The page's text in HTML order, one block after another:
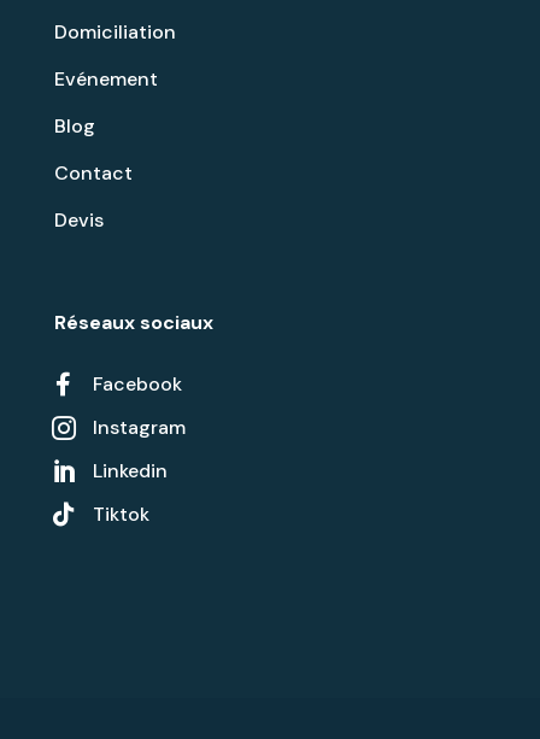
Réseaux sociaux
 Facebook
 Instagram

Linkedin

Tiktok
Domiciliation
Evénement
Blog
Contact
Devis